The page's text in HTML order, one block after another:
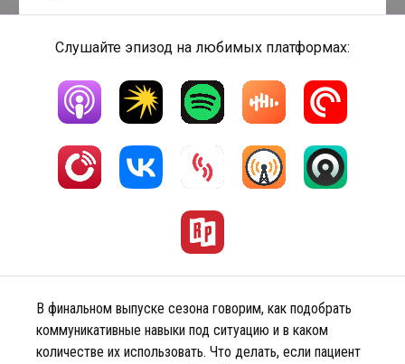
Слушайте эпизод на любимых платформах:
В финальном выпуске сезона говорим, как подобрать
коммуникативные навыки под ситуацию и в каком
количестве их использовать. Что делать, если пациент